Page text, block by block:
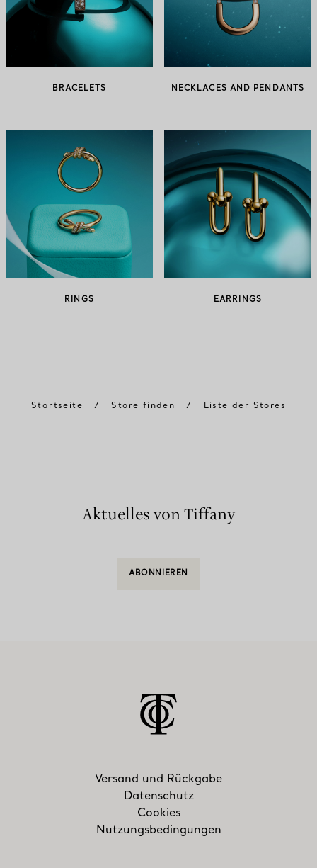
BRACELETS NECKLACES AND PENDANTS
RINGS EARRINGS
Startseite / Store finden / Liste der Stores
Aktuelles von Tiffany
ABONNIEREN
Versand und Rückgabe
Datenschutz
Cookies
Nutzungsbedingungen